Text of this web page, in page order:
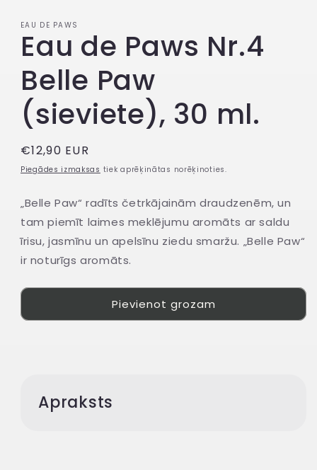
logā
1
EAU DE PAWS
Eau de Paws Nr.4
Belle Paw
(sieviete), 30 ml.
Parastā
cena
€12,90 EUR
Piegādes izmaksas tiek aprēķinātas norēķinoties.
„Belle Paw“ radīts četrkājainām draudzenēm, un
tam piemīt laimes meklējumu aromāts ar saldu
īrisu, jasmīnu un apelsīnu ziedu smaržu. „Belle Paw“
ir noturīgs aromāts.
Pievienot grozam
Apraksts